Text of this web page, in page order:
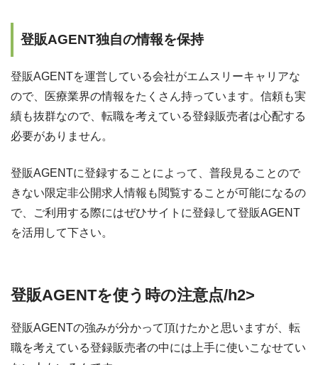
登販AGENT独自の情報を保持
登販AGENTを運営している会社がエムスリーキャリアな
ので、医療業界の情報をたくさん持っています。信頼も実
績も抜群なので、転職を考えている登録販売者は心配する
必要がありません。
登販AGENTに登録することによって、普段見ることので
きない限定非公開求人情報も閲覧することが可能になるの
で、ご利用する際にはぜひサイトに登録して登販AGENT
を活用して下さい。
登販AGENTを使う時の注意点/h2>
登販AGENTの強みが分かって頂けたかと思いますが、転
職を考えている登録販売者の中には上手に使いこなせてい